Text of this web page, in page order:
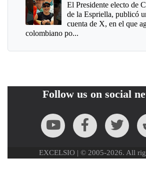
El Presidente electo de
de la Espriella, publicó
cuenta de X, en el que
colombiano po...
Follow us on social
EXCELSIO | © 2005-2026. All